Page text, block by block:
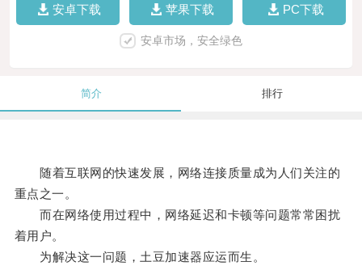
安卓下载 苹果下载 PC下载
安卓市场，安全绿色
简介 排行
随着互联网的快速发展，网络连接质量成为人们关注的
重点之一。
而在网络使用过程中，网络延迟和卡顿等问题常常困扰
着用户。
为解决这一问题，土豆加速器应运而生。